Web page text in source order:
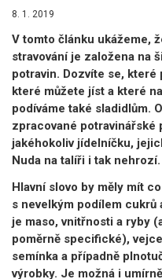
8. 1. 2019
V tomto článku ukážeme,
stravování je založena na
potravin. Dozvíte se,
které můžete jíst a které
podíváme také sladidlům.
zpracované potravinářské
jakéhokoliv jídelníčku,
Nuda na talíři i tak nehrozí.
Hlavní slovo by měly mít
s nevelkým podílem cukrů
je maso, vnitřnosti a ryby
poměrně specifické),
semínka a případně
výrobky. Je možná i